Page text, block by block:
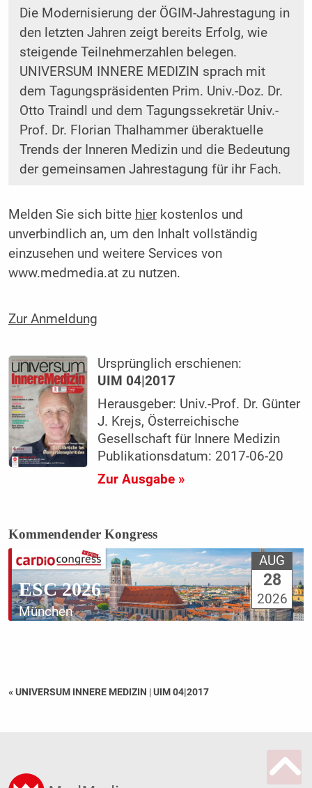
Die Modernisierung der ÖGIM-Jahrestagung in
den letzten Jahren zeigt bereits Erfolg, wie
steigende Teilnehmerzahlen belegen.
UNIVERSUM INNERE MEDIZIN sprach mit
dem Tagungspräsidenten Prim. Univ.-Doz. Dr.
Otto Traindl und dem Tagungssekretär Univ.-
Prof. Dr. Florian Thalhammer überaktuelle
Trends der Inneren Medizin und die Bedeutung
der gemeinsamen Jahrestagung für ihr Fach.
Melden Sie sich bitte hierkostenlos und
unverbindlich an, um den Inhalt vollständig
einzusehen und weitere Services von
www.medmedia.at zu nutzen.
Zur Anmeldung
Ursprünglich erschienen:
UIM 04|2017
Herausgeber: Univ.-Prof. Dr. Günter
J. Krejs, Österreichische
Gesellschaft für Innere Medizin
Publikationsdatum: 2017-06-20
Zur Ausgabe »
Kommendender Kongress
ESC 2026
München
AUG
28
2026
« UNIVERSUM INNERE MEDIZIN |UIM 04|2017